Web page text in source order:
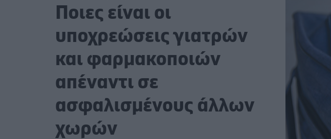
Ποιες είναι οι
υποχρεώσεις γιατρών
και φαρμακοποιών
απέναντι σε
ασφαλισμένους άλλων
χωρών